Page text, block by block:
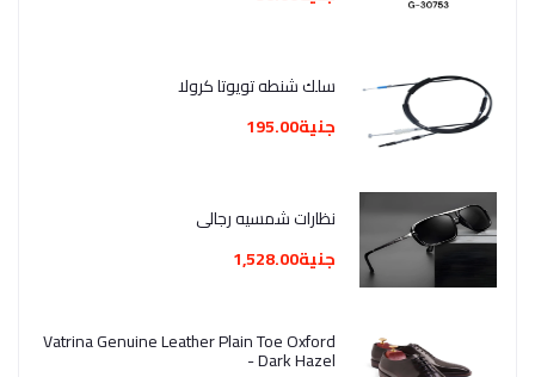
سلك شنطه تويوتا كرولا
جنية195.00
نظارات شمسيه رجالي
جنية1,528.00
Vatrina Genuine Leather Plain Toe Oxford
- Dark Hazel